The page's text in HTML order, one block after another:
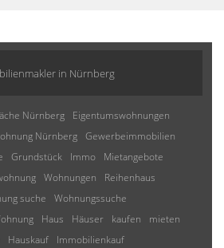
in Nürnberg
Nürnberg
Eigentumswohnungen
Nürnberg Gewerbeimmobilien
Grundstück Immo
Mietangebote
Wohnungen
Reihenhaus
suche
Wohnungssuche
Haus Häuser kaufen
mieten
Hauskauf
Immobilienkauf